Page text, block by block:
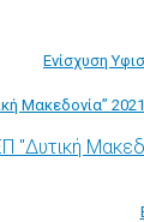
Ενίσχυση
Μακεδονία”
"Δυτική